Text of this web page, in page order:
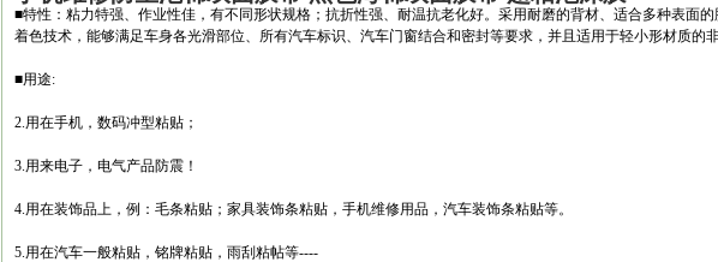
■特性：粘力特强、作业性佳，有不同形状规格；抗折性强、耐温抗老化好。采用耐磨的背材、适合多种表面
着色技术，能够满足车身各光滑部位、所有汽车标识、汽车门窗结合和密封等要求，并且适用于轻小形材质的非
■用途:
2.用在手机，数码冲型粘贴；
3.用来电子，电气产品防震！
4.用在装饰品上，例：毛条粘贴；家具装饰条粘贴，手机维修用品，汽车装饰条粘贴等。
5.用在汽车一般粘贴，铭牌粘贴，雨刮粘帖等----